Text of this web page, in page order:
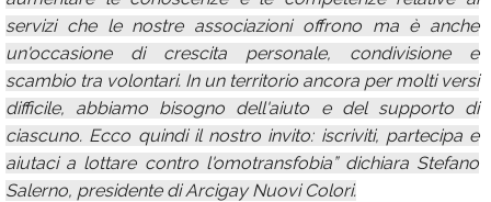
servizi che le nostre associazioni offrono ma è anche
un'occasione di crescita personale, condivisione e
scambio tra volontari. In un territorio ancora per molti versi
difficile, abbiamo bisogno dell'aiuto e del supporto di
ciascuno. Ecco quindi il nostro invito: iscriviti, partecipa e
aiutaci a lottare contro l'omotransfobia” dichiara Stefano
Salerno, presidente di Arcigay Nuovi Colori.